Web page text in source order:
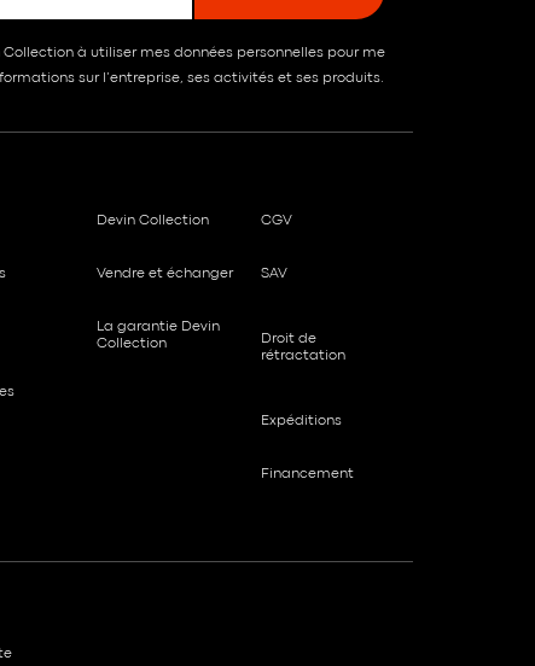
Collection à utiliser mes données personnelles pour me
sur l’entreprise, ses activités et ses produits.
Devin Collection
Vendre et échanger
La garantie Devin
Collection
CGV
SAV
Droit de
rétractation
Expéditions
Financement